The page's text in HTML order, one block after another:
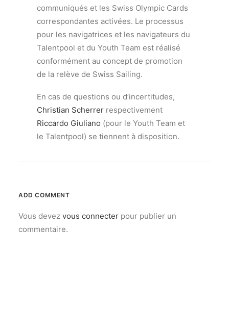
communiqués et les Swiss Olympic Cards
correspondantes activées. Le processus
pour les navigatrices et les navigateurs du
Talentpool et du Youth Team est réalisé
conformément au concept de promotion
de la relève de Swiss Sailing.
En cas de questions ou d’incertitudes,
Christian Scherrer respectivement
Riccardo Giuliano (pour le Youth Team et
le Talentpool) se tiennent à disposition.
ADD COMMENT
Vous devez vous connecter pour publier un
commentaire.